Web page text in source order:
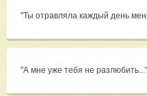
"Ты отравляла каждый день
"А мне уже тебя не разлюбить..."